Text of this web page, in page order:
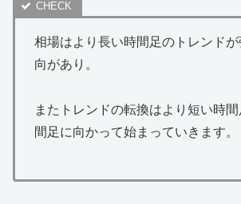
相場はより長い時間足のトレンド
向があり。
またトレンドの転換はより短い時
間足に向かって始まっていきます。